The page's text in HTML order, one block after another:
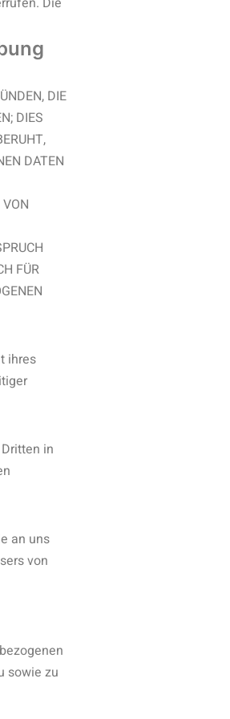
DIE
DIES
DATEN
FÜR
ihres
in
an uns
von
sowie zu